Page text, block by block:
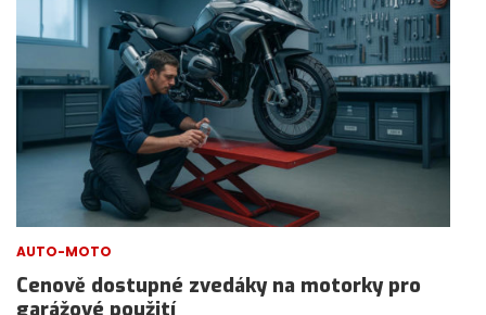
AUTO-MOTO
Cenově dostupné zvedáky na motorky pro